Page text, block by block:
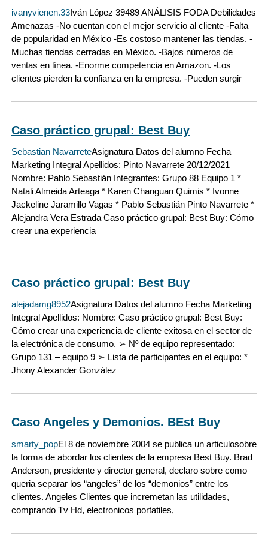
ivanyvienen.33Iván López 39489 ANÁLISIS FODA Debilidades
Amenazas -No cuentan con el mejor servicio al cliente -Falta
de popularidad en México -Es costoso mantener las tiendas. -
Muchas tiendas cerradas en México. -Bajos números de
ventas en línea. -Enorme competencia en Amazon. -Los
clientes pierden la confianza en la empresa. -Pueden surgir
Caso práctico grupal: Best Buy
Sebastian NavarreteAsignatura Datos del alumno Fecha
Marketing Integral Apellidos: Pinto Navarrete 20/12/2021
Nombre: Pablo Sebastián Integrantes: Grupo 88 Equipo 1 *
Natali Almeida Arteaga * Karen Changuan Quimis * Ivonne
Jackeline Jaramillo Vagas * Pablo Sebastián Pinto Navarrete *
Alejandra Vera Estrada Caso práctico grupal: Best Buy: Cómo
crear una experiencia
Caso práctico grupal: Best Buy
alejadamg8952Asignatura Datos del alumno Fecha Marketing
Integral Apellidos: Nombre: Caso práctico grupal: Best Buy:
Cómo crear una experiencia de cliente exitosa en el sector de
la electrónica de consumo. ➢ Nº de equipo representado:
Grupo 131 – equipo 9 ➢ Lista de participantes en el equipo: *
Jhony Alexander González
Caso Angeles y Demonios. BEst Buy
smarty_popEl 8 de noviembre 2004 se publica un articulosobre
la forma de abordar los clientes de la empresa Best Buy. Brad
Anderson, presidente y director general, declaro sobre como
queria separar los “angeles” de los “demonios” entre los
clientes. Angeles Clientes que incremetan las utilidades,
comprando Tv Hd, electronicos portatiles,